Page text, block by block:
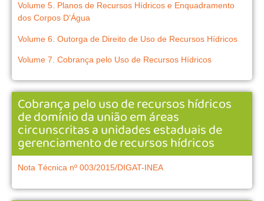
Volume 5. Planos de Recursos Hídricos e Enquadramento
dos Corpos D’Água
Volume 6. Outorga de Direito de Uso de Recursos Hídricos
Volume 7. Cobrança pelo Uso de Recursos Hídricos
Cobrança pelo uso de recursos hídricos
de domínio da união em áreas
circunscritas a unidades estaduais de
gerenciamento de recursos hídricos
Nota Técnica nº 003/2015/DIGAT-INEA